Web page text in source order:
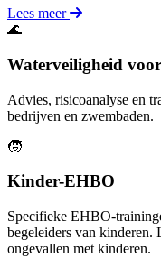
Lees meer
🌊
Waterveiligheid
Advies, risicoanalyse en
bedrijven en zwembaden.
🧒
Kinder-EHBO
Specifieke EHBO-
begeleiders van kinderen.
ongevallen met kinderen.